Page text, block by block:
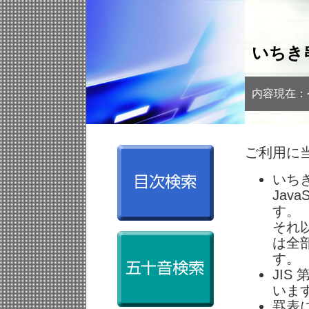
いちき
内容現在
ご利用に
いち
す。
それ
は全
す。
JIS
いま